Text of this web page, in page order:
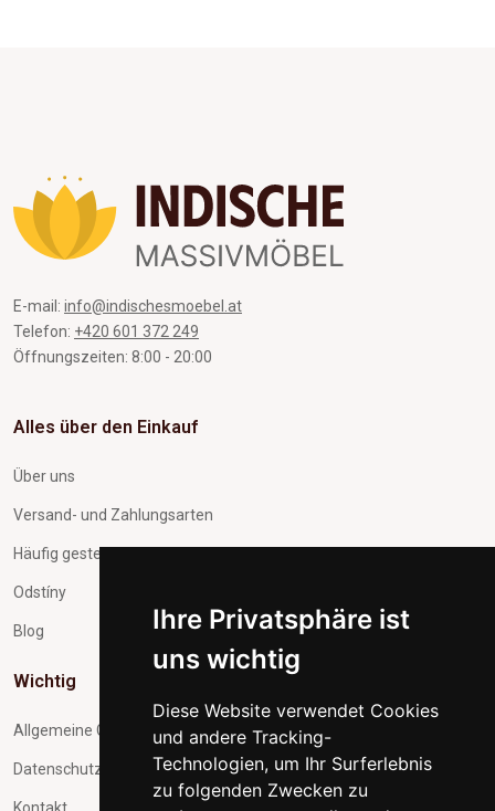
Ihre Privatsphäre ist
uns wichtig
Diese Website verwendet Cookies
und andere Tracking-
Technologien, um Ihr Surferlebnis
zu folgenden Zwecken zu
E-mail: info@indischesmoebel.at
Telefon: +420 601 372 249
Öffnungszeiten: 8:00 - 20:00
Alles über den Einkauf
Über uns
Versand- und Zahlungsarten
Häufig gestellte Fragen
Odstíny
Blog
Wichtig
Allgemeine Geschäftsbedingungen
Datenschutz und Verarbeitung personenbezogener Daten